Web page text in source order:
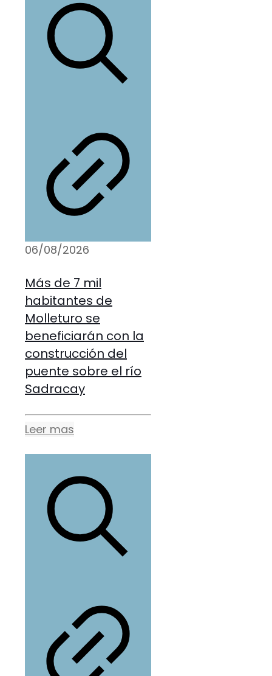
06/08/2026
Más de 7 mil
habitantes de
Molleturo se
beneficiarán con la
construcción del
puente sobre el río
Sadracay
Leer mas